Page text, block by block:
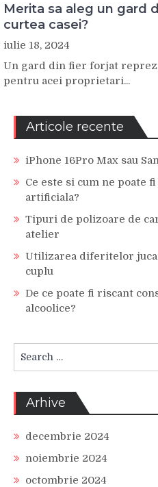
Merita sa aleg un gard
curtea casei?
iulie 18, 2024
Un gard din fier forjat
pentru acei proprietari...
Articole recente
iPhone 16Pro Max sau
Ce este si cum ne poate
artificiala?
Tipuri de polizoare de
atelier
Utilizarea diferitelor
cuplu
De ce poate fi riscant
alcoolice?
for:
Arhive
decembrie 2024
noiembrie 2024
octombrie 2024